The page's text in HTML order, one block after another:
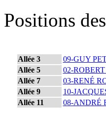
Positions
Allée 3
09-GUY
Allée 5
02-
Allée 7
03-RENÉ
Allée 9
10-
Allée 11
08-ANDRÉ